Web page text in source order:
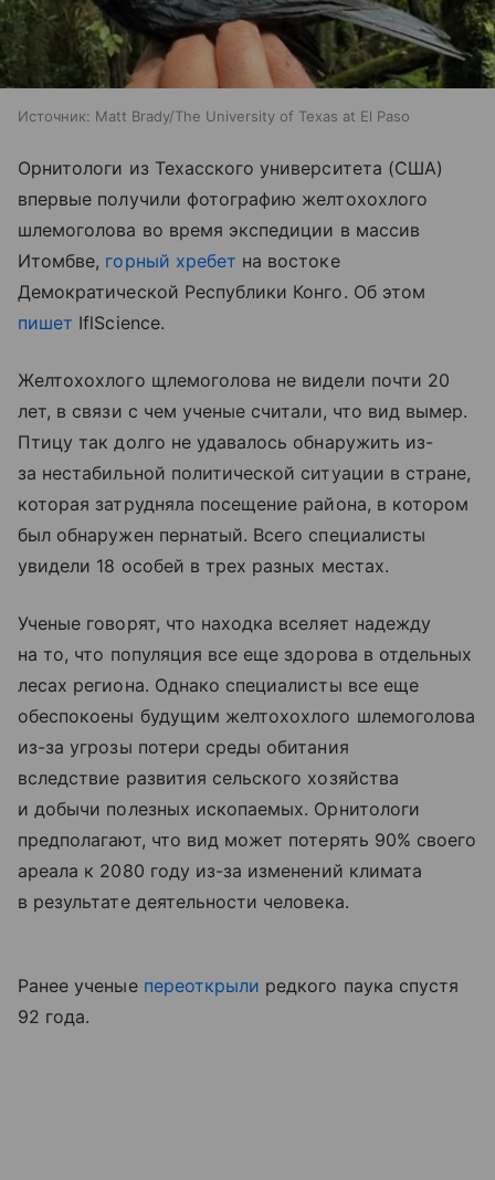
Источник: Matt Brady/The University of Texas at El Paso
Орнитологи из Техасского университета (США)
впервые получили фотографию желтохохлого
шлемоголова во время экспедиции в массив
Итомбве, горный хребет на востоке
Демократической Республики Конго. Об этом
пишет IflScience.
Желтохохлого щлемоголова не видели почти 20
лет, в связи с чем ученые считали, что вид вымер.
Птицу так долго не удавалось обнаружить из-
за нестабильной политической ситуации в стране,
которая затрудняла посещение района, в котором
был обнаружен пернатый. Всего специалисты
увидели 18 особей в трех разных местах.
Ученые говорят, что находка вселяет надежду
на то, что популяция все еще здорова в отдельных
лесах региона. Однако специалисты все еще
обеспокоены будущим желтохохлого шлемоголова
из-за угрозы потери среды обитания
вследствие развития сельского хозяйства
и добычи полезных ископаемых. Орнитологи
предполагают, что вид может потерять 90% своего
ареала к 2080 году из-за изменений климата
в результате деятельности человека.
Ранее ученые переоткрыли редкого паука спустя
92 года.